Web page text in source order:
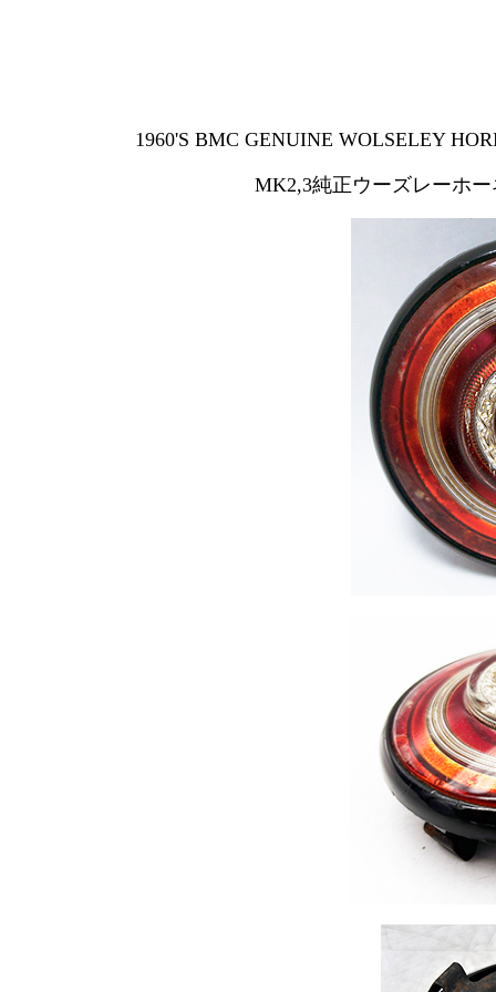
1960'S BMC GENUINE WOLSELEY
MK2,3純正ウーズレーホ